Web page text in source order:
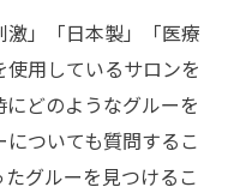
」「日本製」「医療
用しているサロンを
どのようなグルーを
ついても質問するこ
グルーを見つけるこ